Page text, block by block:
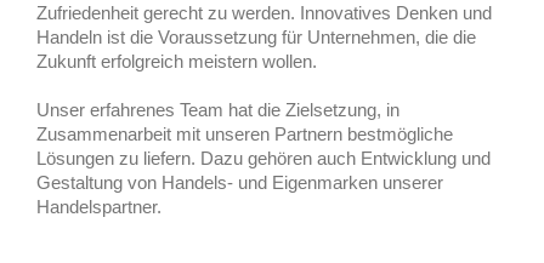
Zufriedenheit gerecht zu werden. Innovatives Denken und
Handeln ist die Voraussetzung für Unternehmen, die die
Zukunft erfolgreich meistern wollen.
Unser erfahrenes Team hat die Zielsetzung, in
Zusammenarbeit mit unseren Partnern bestmögliche
Lösungen zu liefern. Dazu gehören auch Entwicklung und
Gestaltung von Handels- und Eigenmarken unserer
Handelspartner.